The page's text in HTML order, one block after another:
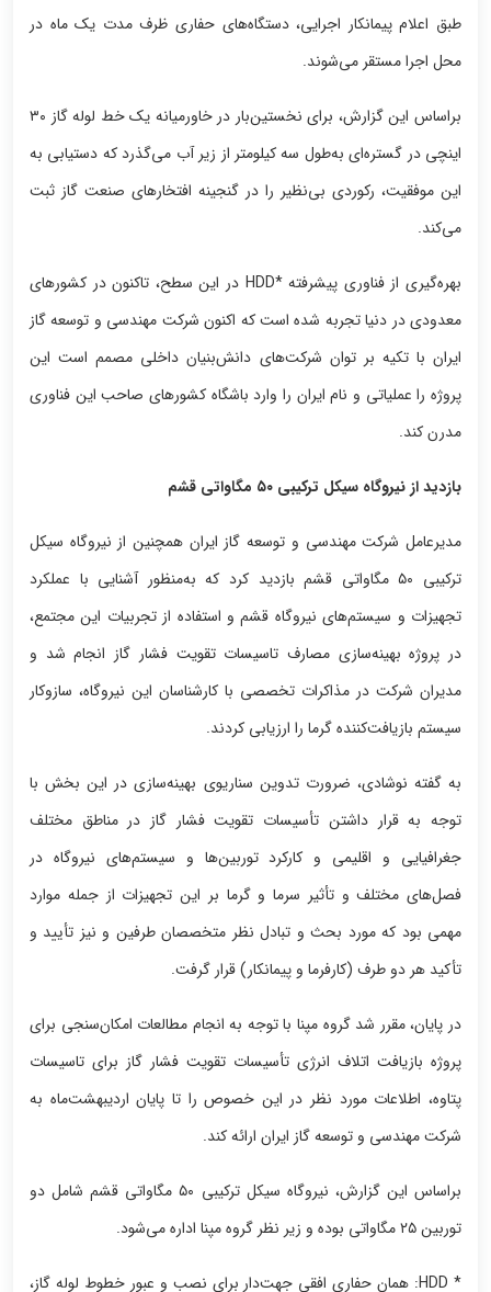
طبق اعلام پیمانکار اجرایی، دستگاه‌های حفاری ظرف مدت یک ماه در
محل اجرا مستقر می‌شوند.
براساس این گزارش، برای نخستین‌بار در خاورمیانه یک خط لوله گاز ۳۰
اینچی در گستره‌ای به‌طول سه کیلومتر از زیر آب می‌گذرد که دستیابی به
این موفقیت، رکوردی بی‌نظیر را در گنجینه افتخارهای صنعت گاز ثبت
می‌کند.
بهره‌گیری از فناوری پیشرفته *HDD در این سطح، تاکنون در کشورهای
معدودی در دنیا تجربه شده است که اکنون شرکت مهندسی و توسعه گاز
ایران با تکیه بر توان شرکت‌های دانش‌بنیان داخلی مصمم است این
پروژه را عملیاتی و نام ایران را وارد باشگاه کشورهای صاحب این فناوری
مدرن کند.
بازدید از نیروگاه سیکل ترکیبی ۵۰ مگاواتی قشم
مدیرعامل شرکت مهندسی و توسعه گاز ایران همچنین از نیروگاه سیکل
ترکیبی ۵۰ مگاواتی قشم بازدید کرد که به‌منظور آشنایی با عملکرد
تجهیزات و سیستم‌های نیروگاه قشم و استفاده از تجربیات این مجتمع،
در پروژه بهینه‌سازی مصارف تاسیسات تقویت فشار گاز انجام شد و
مدیران شرکت در مذاکرات تخصصی با کارشناسان این نیروگاه، سازوکار
سیستم بازیافت‌کننده گرما را ارزیابی کردند.
به گفته نوشادی، ضرورت تدوین سناریوی بهینه‌سازی در این بخش با
توجه به قرار داشتن تأسیسات تقویت فشار گاز در مناطق مختلف
جغرافیایی و اقلیمی و کارکرد توربین‌ها و سیستم‌های نیروگاه در
فصل‌های مختلف و تأثیر سرما و گرما بر این تجهیزات از جمله موارد
مهمی بود که مورد بحث و تبادل نظر متخصصان طرفین و نیز تأیید و
تأکید هر دو طرف (کارفرما و پیمانکار) قرار گرفت.
در پایان، مقرر شد گروه مپنا با توجه به انجام مطالعات امکان‌سنجی برای
پروژه بازیافت اتلاف انرژی تأسیسات تقویت فشار گاز برای تاسیسات
پتاوه، اطلاعات مورد نظر در این خصوص را تا پایان اردیبهشت‌ماه به
شرکت مهندسی و توسعه گاز ایران ارائه کند.
براساس این گزارش، نیروگاه سیکل ترکیبی ۵۰ مگاواتی قشم شامل دو
توربین ۲۵ مگاواتی بوده و زیر نظر گروه مپنا اداره می‌شود.
* HDD: همان حفاری افقی جهت‌دار برای نصب و عبور خطوط لوله گاز،